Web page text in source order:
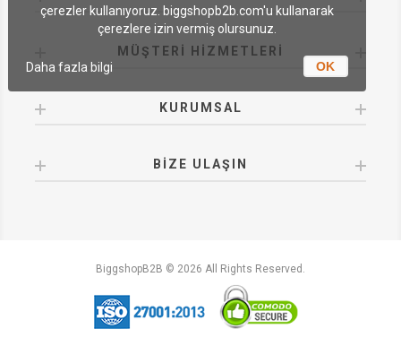
MÜŞTERI HIZMETLERI
KURUMSAL
BIZE ULAŞIN
BiggshopB2B © 2026 All Rights Reserved.
çerezler kullanıyoruz. biggshopb2b.com'u kullanarak
çerezlere izin vermiş olursunuz.
OK
Daha fazla bilgi